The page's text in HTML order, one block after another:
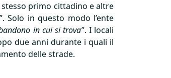
stesso primo cittadino e altre
”. Solo in questo modo l’ente
in cui si trova”. I locali
due anni durante i quali il
delle strade.